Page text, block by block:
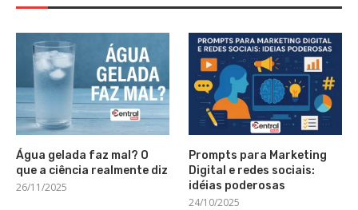
Água gelada faz mal? O
que a ciência realmente diz
26/11/2025
Prompts para Marketing
Digital e redes sociais:
idéias poderosas
24/10/2025